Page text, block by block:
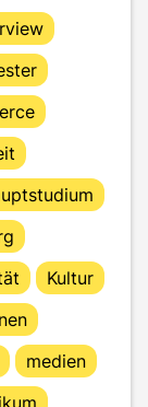
Kultur
medien